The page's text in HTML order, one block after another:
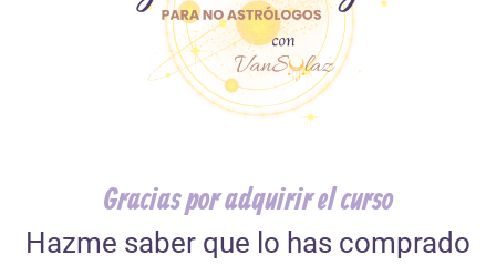
Gracias por adquirir el curso
Hazme saber que lo has comprado